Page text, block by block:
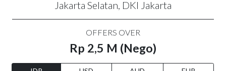
Jakarta Selatan, DKI Jakarta
OFFERS OVER
Rp 2,5 M (Nego)